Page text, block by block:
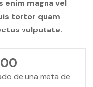
magna vel
tortor quam
vulputate.
de una meta de